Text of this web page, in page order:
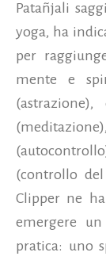
Patañjali
yoga, ha
per
mente e
(astrazione),
(controllo
Clipper ne
emergere
pratica: uno